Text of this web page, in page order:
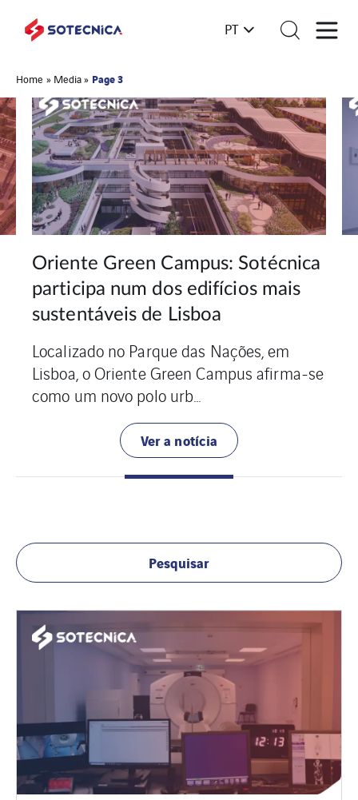
PT
Home » Media» Page 3
Oriente Green Campus: Sotécnica
participa num dos edifícios mais
sustentáveis de Lisboa
Localizado no Parque das Nações, em
Lisboa, o Oriente Green Campus afirma-se
como um novo polo urb...
Ver a notícia
Pesquisar